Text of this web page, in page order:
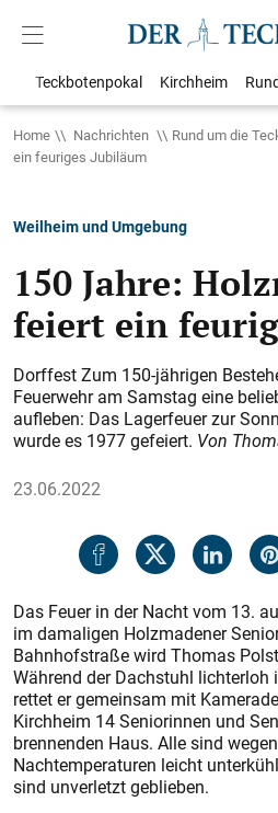
Teckbotenpokal Kirchheim
Home Nachrichten Rund um die
ein feuriges Jubiläum
Weilheim und Umgebung
150 Jahre:
feiert ein
Dorffest Zum 150-jährigen
Feuerwehr am Samstag eine
aufleben: Das Lagerfeuer zur
wurde es 1977 gefeiert. Von
23.06.2022
Das Feuer in der Nacht vom 13.
im damaligen Holzmadener
Bahnhofstraße wird Thomas
Während der Dachstuhl lichterloh
rettet er gemeinsam mit
Kirchheim 14 Seniorinnen und
brennenden Haus. Alle sind
Nachtemperaturen leicht
sind unverletzt geblieben.